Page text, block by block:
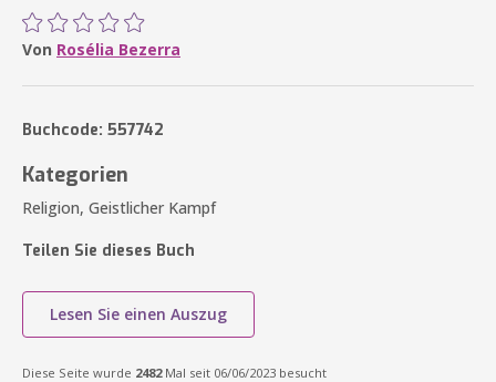
Von Rosélia Bezerra
Buchcode: 557742
Kategorien
Religion, Geistlicher Kampf
Teilen Sie dieses Buch
Lesen Sie einen Auszug
Diese Seite wurde 2482Mal seit 06/06/2023 besucht